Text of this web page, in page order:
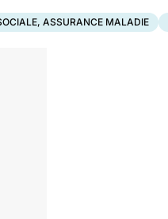
ASSURANCE MALADIE